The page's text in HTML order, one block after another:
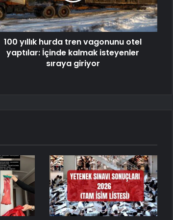
100 yıllık hurda tren vagonunu otel
yaptılar: İçinde kalmak isteyenler
sıraya giriyor